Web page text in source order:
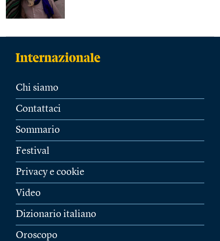
Chi siamo
Contattaci
Sommario
Festival
Privacy e cookie
Video
Dizionario italiano
Oroscopo